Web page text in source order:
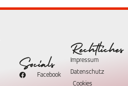
Socials
Facebook
Rechtliches
Impressum
Datenschutz
Cookies